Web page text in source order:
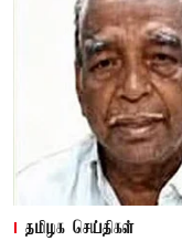
தமிழக செய்திகள்